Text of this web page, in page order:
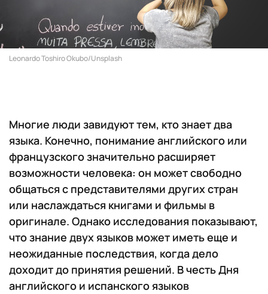
Leonardo Toshiro Okubo/Unsplash
Многие люди завидуют тем, кто знает два
языка. Конечно, понимание английского или
французского значительно расширяет
возможности человека: он может свободно
общаться с представителями других стран
или наслаждаться книгами и фильмы в
оригинале. Однако исследования показывают,
что знание двух языков может иметь еще и
неожиданные последствия, когда дело
доходит до принятия решений. В честь Дня
английского и испанского языков